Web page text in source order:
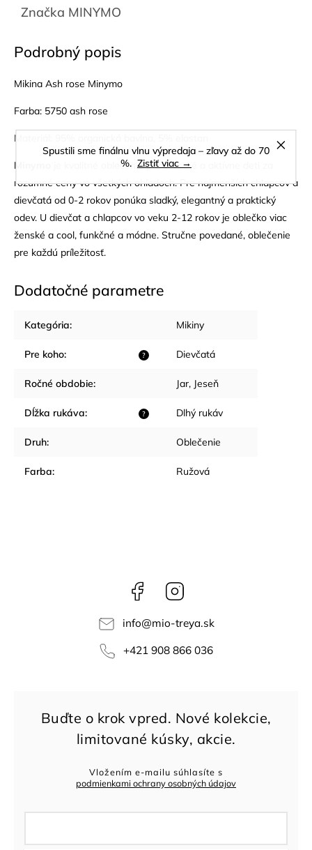
Spustili sme finálnu vlnu výpredaja – zľavy až do 70
%. Zistiť viac →
Značka MINYMO
Podrobný popis
Mikina Ash rose Minymo
Farba: 5750 ash rose
Materiál: 95% organická bavlna, 5% elastan
Minymo
je kvalitné oblečenie pre šťastné a aktívne deti za
rozumné ceny vo všetkých ohľadoch. Pre najmenších chlapcov a
dievčatá od 0-2 rokov ponúka sladký, elegantný a praktický
odev. U dievčat a chlapcov vo veku 2-12 rokov je oblečko viac
ženské a cool, funkčné a módne. Stručne povedané, oblečenie
pre každú príležitosť.
Dodatočné parametre
Kategória: Mikiny
?
Pre koho: Dievčatá
Ročné obdobie: Jar, Jeseň
?
Dĺžka rukáva: Dlhý rukáv
Druh: Oblečenie
Farba: Ružová
Facebook
info@mio-treya.sk
+421 908 866 036
Vložením e-mailu súhlasíte s
podmienkami ochrany osobných údajov